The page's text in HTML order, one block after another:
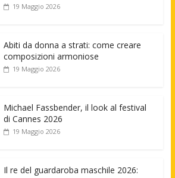
19 Maggio 2026
Abiti da donna a strati: come creare
composizioni armoniose
19 Maggio 2026
Michael Fassbender, il look al festival
di Cannes 2026
19 Maggio 2026
Il re del guardaroba maschile 2026: